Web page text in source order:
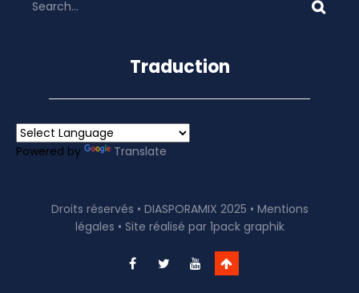
Traduction
Powered by Translate
Droits réservés • DIASPORAMIX 2025 • Mentions
légales • Site réalisé par 1pack graphik